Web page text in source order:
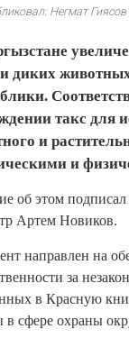
Негмат Гиясов
диких
такс для
и
и
об этом
Артем Новиков.
направлен на
за
в Красную
в сфере охраны